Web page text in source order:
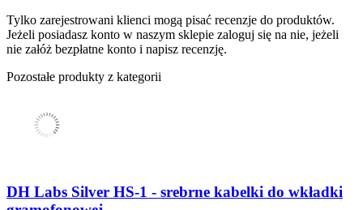
Tylko zarejestrowani klienci mogą pisać recenzje do produktów.
Jeżeli posiadasz konto w naszym sklepie zaloguj się na nie, jeżeli
nie załóż bezpłatne konto i napisz recenzję.
Pozostałe produkty z kategorii
DH Labs Silver HS-1 - srebrne kabelki do wkładki